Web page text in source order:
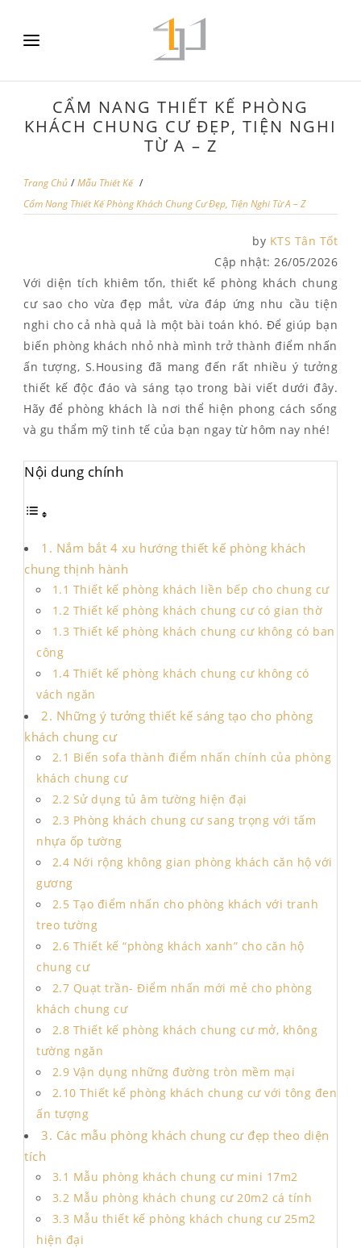
CẨM NANG THIẾT KẾ PHÒNG
KHÁCH CHUNG CƯ ĐẸP, TIỆN NGHI
TỪ A – Z
Trang Chủ / Mẫu Thiết Kế /
Cẩm Nang Thiết Kế Phòng Khách Chung Cư Đẹp, Tiện Nghi Từ A – Z
by KTS Tân Tốt
Cập nhật: 26/05/2026
Với diện tích khiêm tốn, thiết kế phòng khách chung
cư sao cho vừa đẹp mắt, vừa đáp ứng nhu cầu tiện
nghi cho cả nhà quả là một bài toán khó. Để giúp bạn
biến phòng khách nhỏ nhà mình trở thành điểm nhấn
ấn tượng, S.Housing đã mang đến rất nhiều ý tưởng
thiết kế độc đáo và sáng tạo trong bài viết dưới đây.
Hãy để phòng khách là nơi thể hiện phong cách sống
và gu thẩm mỹ tinh tế của bạn ngay từ hôm nay nhé!
Nội dung chính
1. Nắm bắt 4 xu hướng thiết kế phòng khách
chung thịnh hành
1.1 Thiết kế phòng khách liền bếp cho chung cư
1.2 Thiết kế phòng khách chung cư có gian thờ
1.3 Thiết kế phòng khách chung cư không có ban
công
1.4 Thiết kế phòng khách chung cư không có
vách ngăn
2. Những ý tưởng thiết kế sáng tạo cho phòng
khách chung cư
2.1 Biến sofa thành điểm nhấn chính của phòng
khách chung cư
2.2 Sử dụng tủ âm tường hiện đại
2.3 Phòng khách chung cư sang trọng với tấm
nhựa ốp tường
2.4 Nới rộng không gian phòng khách căn hộ với
gương
2.5 Tạo điểm nhấn cho phòng khách với tranh
treo tường
2.6 Thiết kế “phòng khách xanh” cho căn hộ
chung cư
2.7 Quạt trần- Điểm nhấn mới mẻ cho phòng
khách chung cư
2.8 Thiết kế phòng khách chung cư mở, không
tường ngăn
2.9 Vận dụng những đường tròn mềm mại
2.10 Thiết kế phòng khách chung cư với tông đen
ấn tượng
3. Các mẫu phòng khách chung cư đẹp theo diện
tích
3.1 Mẫu phòng khách chung cư mini 17m2
3.2 Mẫu phòng khách chung cư 20m2 cá tính
3.3 Mẫu thiết kế phòng khách chung cư 25m2
hiện đại